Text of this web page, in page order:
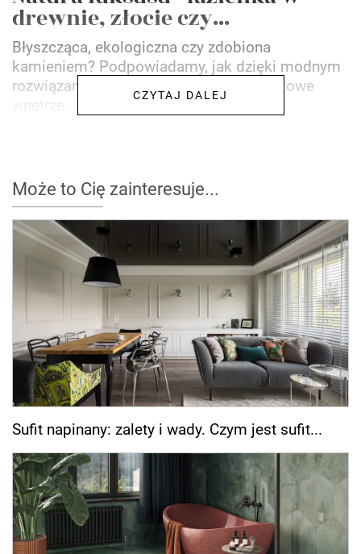
drewnie, złocie czy...
Błyszcząca, ekologiczna czy zdobiona
kamieniem? Podpowiadamy, jak dzięki modnym
rozwiązaniom zmienić łazienkę w wyjątkowe
wnętrze.
CZYTAJ DALEJ
Może to Cię zainteresuje...
Sufit napinany: zalety i wady. Czym jest sufit...